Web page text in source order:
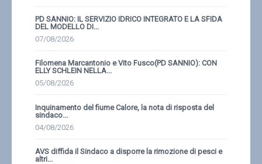
PD SANNIO: IL SERVIZIO IDRICO INTEGRATO E LA SFIDA
DEL MODELLO DI...
07/08/2026
Filomena Marcantonio e Vito Fusco(PD SANNIO): CON
ELLY SCHLEIN NELLA...
05/08/2026
Inquinamento del fiume Calore, la nota di risposta del
sindaco...
04/08/2026
AVS diffida il Sindaco a disporre la rimozione di pesci e
altri...